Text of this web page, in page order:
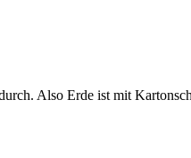
Also Erde ist mit